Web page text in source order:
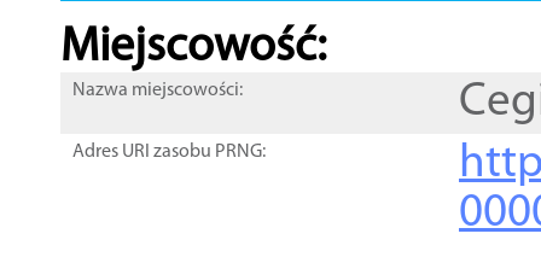
Miejscowość:
Nazwa miejscowości:
Adres URI zasobu PRNG: